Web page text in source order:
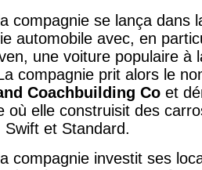
compagnie se lança dans
automobile avec, en
une voiture populaire à
compagnie prit alors le
Coachbuilding Co et
où elle construisit des
Swift et Standard.
compagnie investit ses